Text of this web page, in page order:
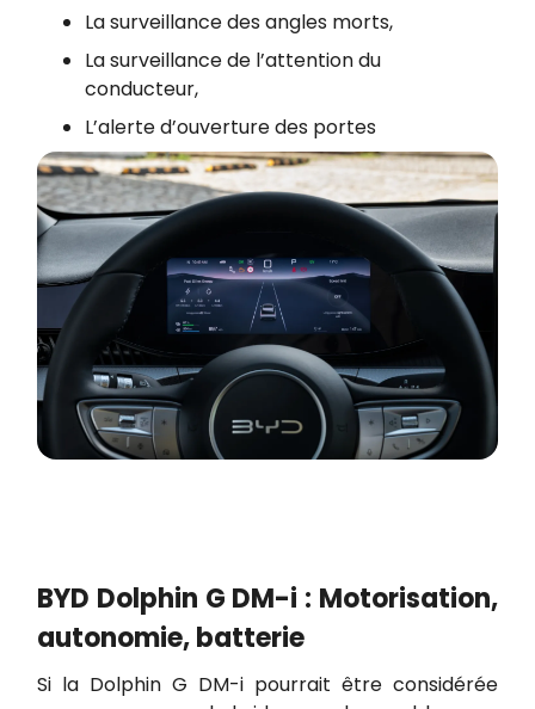
La surveillance des angles morts,
La surveillance de l’attention du
conducteur,
L’alerte d’ouverture des portes
BYD Dolphin G DM-i : Motorisation,
autonomie, batterie
Si la Dolphin G DM-i pourrait être considérée